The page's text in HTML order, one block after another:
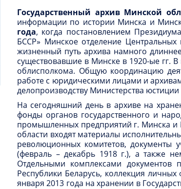
Государственный архив Минской
информации по истории Минска и
года, когда постановлением
БССР» Минское отделение
жизненный путь архива намного
существовавшие в Минске в 1920-ые гг.
облисполкома. Общую координацию
работе с юридическими лицами и
делопроизводству Министерства
На сегодняшний день в архиве на
фонды органов государственного и
промышленных предприятий г. Минска и
области входят материалы
революционных комитетов, документы
(февраль – декабрь 1918 г.), а также
Отдельными комплексами
Республики Беларусь, коллекция
января 2013 года на хранении в